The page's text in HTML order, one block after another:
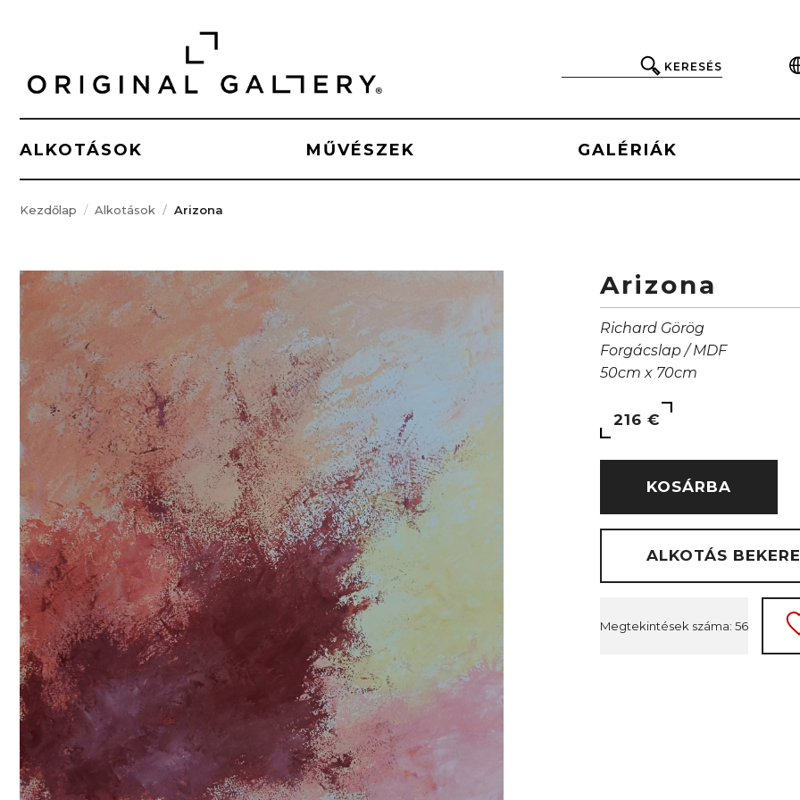
KERESÉS
ALKOTÁSOK MŰVÉSZEK GALÉRIÁK
Kezdőlap Alkotások Arizona
Arizona
Richard Görög
Forgácslap / MDF
50cm x 70cm
216 €
KOSÁRBA
ALKOTÁS
Megtekintések száma: 56